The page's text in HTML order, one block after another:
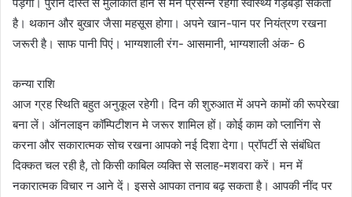
है। थकान और बुखार जैसा महसूस होगा। अपने खान-पान पर नियंत्रण रखना
जरूरी है। साफ पानी पिएं। भाग्यशाली रंग- आसमानी, भाग्यशाली अंक- 6
कन्या राशि
आज ग्रह स्थिति बहुत अनुकूल रहेगी। दिन की शुरुआत में अपने कामों की रूपरेखा
बना लें। ऑनलाइन कॉम्पिटीशन मे जरूर शामिल हों। कोई काम को प्लानिंग से
करना और सकारात्मक सोच रखना आपको नई दिशा देगा। प्रॉपर्टी से संबंधित
दिक्कत चल रही है, तो किसी काबिल व्यक्ति से सलाह-मशवरा करें। मन में
नकारात्मक विचार न आने दें। इससे आपका तनाव बढ़ सकता है। आपकी नींद पर